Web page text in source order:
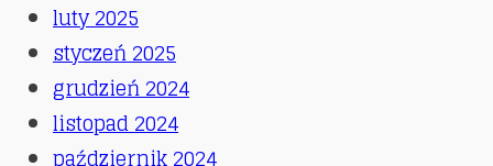
luty 2025
styczeń 2025
grudzień 2024
listopad 2024
październik 2024